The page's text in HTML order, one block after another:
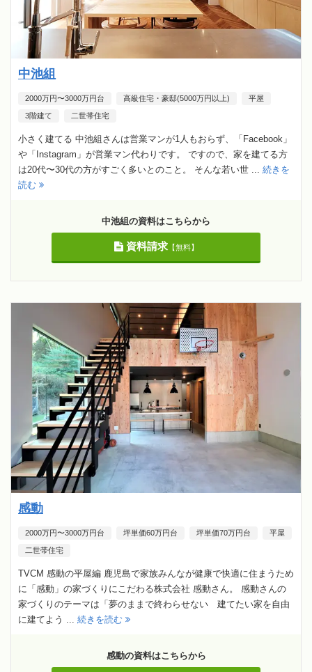
中池組
2000万円〜3000万円台 高級住宅・豪邸(5000万円以上) 平屋
3階建て 二世帯住宅
小さく建てる 中池組さんは営業マンが1人もおらず、「Facebook」
や「Instagram」が営業マン代わりです。 ですので、家を建てる方
は20代〜30代の方がすごく多いとのこと。 そんな若い世 ... 続きを
読む
中池組の資料はこちらから
資料請求【無料】
感動
2000万円〜3000万円台 坪単価60万円台 坪単価70万円台 平屋
二世帯住宅
TVCM 感動の平屋編 鹿児島で家族みんなが健康で快適に住まうため
に「感動」の家づくりにこだわる株式会社 感動さん。 感動さんの
家づくりのテーマは「夢のままで終わらせない 建てたい家を自由
に建てよう ... 続きを読む
感動の資料はこちらから